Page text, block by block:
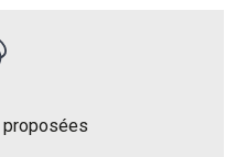
proposées